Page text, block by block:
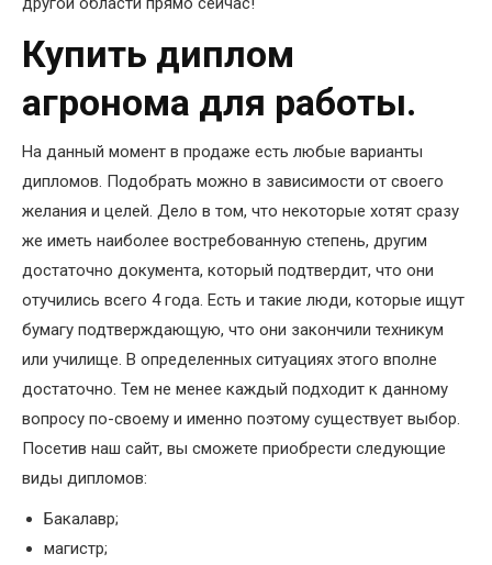
Купить диплом
агронома для работы.
На данный момент в продаже есть любые варианты
дипломов. Подобрать можно в зависимости от своего
желания и целей. Дело в том, что некоторые хотят сразу
же иметь наиболее востребованную степень, другим
достаточно документа, который подтвердит, что они
отучились всего 4 года. Есть и такие люди, которые ищут
бумагу подтверждающую, что они закончили техникум
или училище. В определенных ситуациях этого вполне
достаточно. Тем не менее каждый подходит к данному
вопросу по-своему и именно поэтому существует выбор.
Посетив наш сайт, вы сможете приобрести следующие
виды дипломов:
Бакалавр;
магистр;